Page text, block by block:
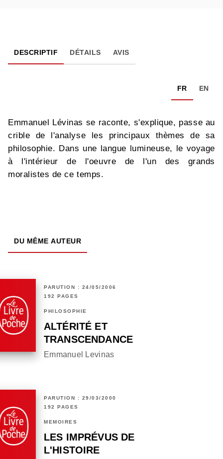
DESCRIPTIF DÉTAILS AVIS
FR EN
Emmanuel Lévinas se raconte, s'explique, passe au
crible de l'analyse les principaux thèmes de sa
philosophie. Dans une langue lumineuse, le voyage
à l'intérieur de l'oeuvre de l'un des grands
moralistes de ce temps.
DU MÊME AUTEUR
PARUTION : 24/05/2006
192 PAGES
PHILOSOPHIE
ALTÉRITÉ ET
TRANSCENDANCE
Emmanuel Levinas
PARUTION : 29/03/2000
192 PAGES
MÉMOIRES
LES IMPRÉVUS DE
L'HISTOIRE